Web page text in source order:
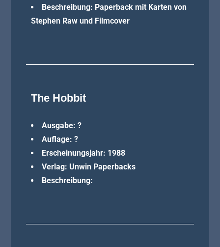
Beschreibung: Paperback mit Karten von
Stephen Raw und Filmcover
The Hobbit
Ausgabe: ?
Auflage: ?
Erscheinungsjahr: 1988
Verlag: Unwin Paperbacks
Beschreibung: